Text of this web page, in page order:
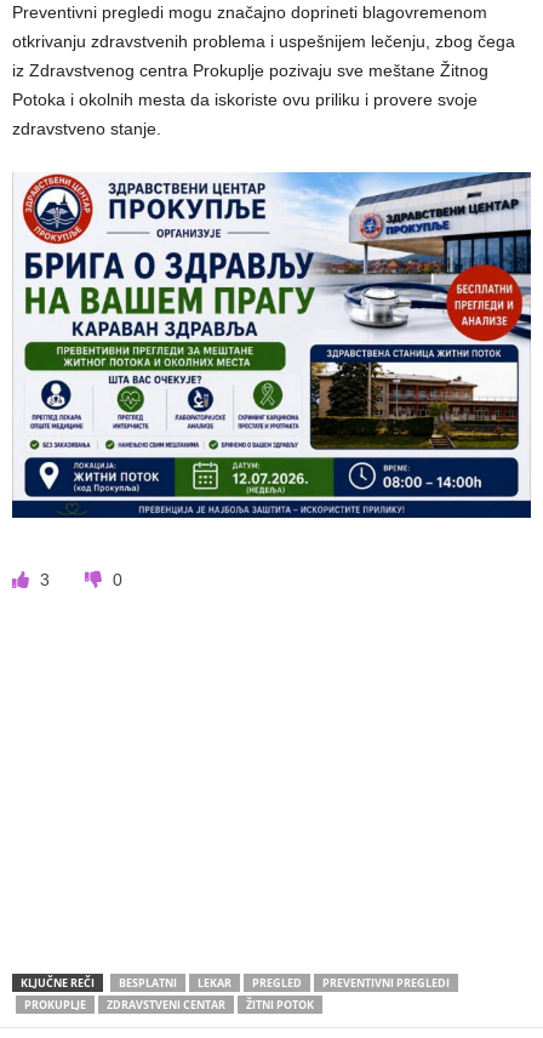
Preventivni pregledi mogu značajno doprineti blagovremenom
otkrivanju zdravstvenih problema i uspešnijem lečenju, zbog čega
iz Zdravstvenog centra Prokuplje pozivaju sve meštane Žitnog
Potoka i okolnih mesta da iskoriste ovu priliku i provere svoje
zdravstveno stanje.
3 0
KLJUČNE REČI BESPLATNI LEKAR PREGLED
PREVENTIVNI PREGLEDI
PROKUPLJE
ZDRAVSTVENI CENTAR ŽITNI POTOK